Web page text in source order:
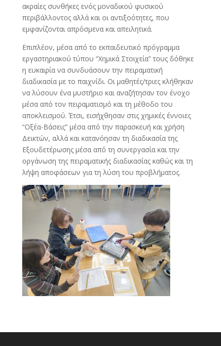
ακραίες συνθήκες ενός μοναδικού φυσικού
περιβάλλοντος αλλά και οι αντιξοότητες, που
εμφανίζονται απρόσμενα και απειλητικά.
Επιπλέον, μέσα από το εκπαιδευτικό πρόγραμμα
εργαστηριακού τύπου “Χημικά Στοιχεία” τους δόθηκε
η ευκαιρία να συνδυάσουν την πειραματική
διαδικασία με το παιχνίδι. Οι μαθητές/τριες κλήθηκαν
να λύσουν ένα μυστήριο και αναζήτησαν τον ένοχο
μέσα από τον πειραματισμό και τη μέθοδο του
αποκλεισμού. Έτσι, εισήχθησαν στις χημικές έννοιες
“Οξέα-Βάσεις” μέσα από την παρασκευή και χρήση
Δεικτών, αλλά και κατανόησαν τη διαδικασία της
Εξουδετέρωσης μέσα από τη συνεργασία και την
οργάνωση της πειραματικής διαδικασίας καθώς και τη
λήψη αποφάσεων για τη λύση του προβλήματος.